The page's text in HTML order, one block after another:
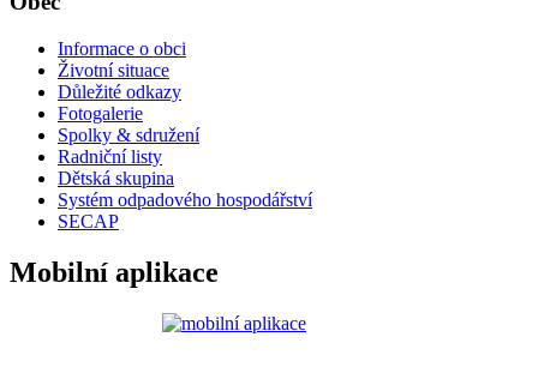
Informace o obci
Životní situace
Důležité odkazy
Fotogalerie
Spolky & sdružení
Radniční listy
Dětská skupina
Systém odpadového hospodářství
SECAP
Mobilní aplikace